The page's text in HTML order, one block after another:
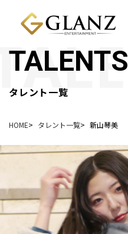
TALENTS
タレント一覧
HOME タレント一覧 新山琴美